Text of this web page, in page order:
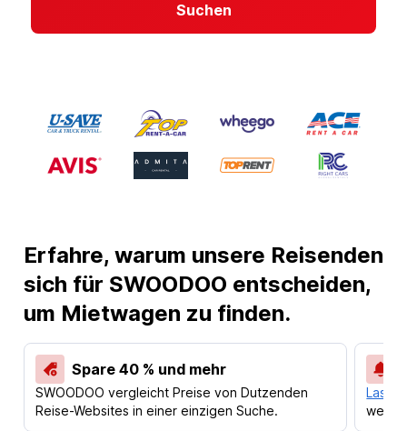
Suchen
Erfahre, warum unsere Reisenden
sich für SWOODOO entscheiden,
um Mietwagen zu finden.
Spare 40 % und mehr
SWOODOO vergleicht Preise von Dutzenden
Reise-Websites in einer einzigen Suche.
Lass